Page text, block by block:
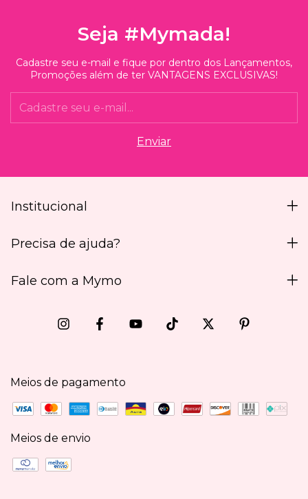
Seja #Mymada!
Cadastre seu e-mail e fique por dentro dos Lançamentos,
Promoções além de ter VANTAGENS EXCLUSIVAS!
Institucional
Precisa de ajuda?
Fale com a Mymo
Meios de pagamento
Meios de envio